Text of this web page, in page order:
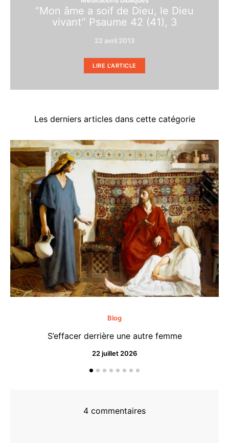
“Mon âme a soif de Dieu, le Dieu
vivant” Psaume 42 (41), 3
22 avril 2013
LIRE L'ARTICLE
Les derniers articles dans cette catégorie
Blog
S’effacer derrière une autre femme
22 juillet 2026
4 commentaires